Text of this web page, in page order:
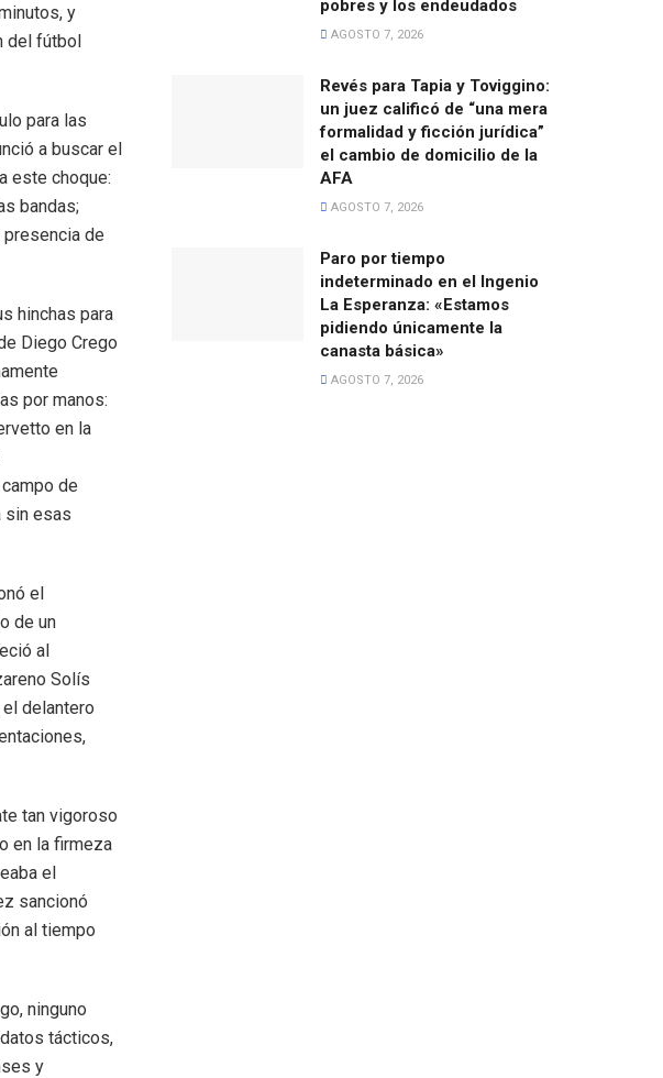
y
del fútbol
para las
a buscar el
este choque:
bandas;
de
hinchas para
Diego Crego
por manos:
en la
de
sin esas
el
de un
al
Solís
delantero
tan vigoroso
en la firmeza
el
sancionó
al tiempo
ninguno
tácticos,
y
pobres y los endeudados
AGOSTO 7, 2026
Revés para Tapia y Toviggino:
un juez calificó de “una mera
formalidad y ficción jurídica”
el cambio de domicilio de la
AFA
AGOSTO 7, 2026
Paro por tiempo
indeterminado en el Ingenio
La Esperanza: «Estamos
pidiendo únicamente la
canasta básica»
AGOSTO 7, 2026